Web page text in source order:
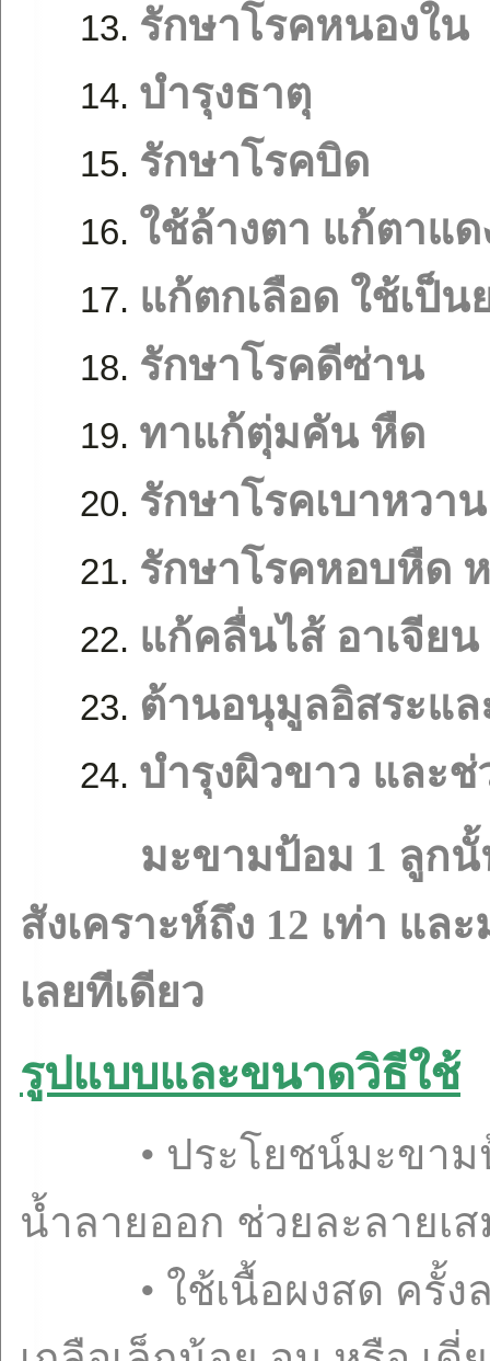
รักษาโรคหนองใน
บำรุงธาตุ
รักษาโรคบิด
ใช้ล้างตา แก้ตาแด
แก้ตกเลือด ใช้เป็น
รักษาโรคดีซ่าน
ทาแก้ตุ่มคัน หืด
รักษาโรคเบาหวาน
รักษาโรคหอบหืด
แก้คลื่นไส้ อาเจียน
ต้านอนุมูลอิสระแล
บำรุงผิวขาว และ
มะขามป้อม 1 ลูกนั้น
สังเคราะห์ถึง 12 เท่า แล
เลยทีเดียว
รูปแบบและขนาดวิธีใช้
• ประโยชน์มะขามป้
น้ำลายออก ช่วยละลายเ
• ใช้เนื้อผงสด ครั้งล